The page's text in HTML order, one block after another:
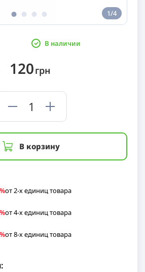
1/4
В наличии
120грн
В корзину
от2-х едиництовара
от4-х едиництовара
от8-х едиництовара